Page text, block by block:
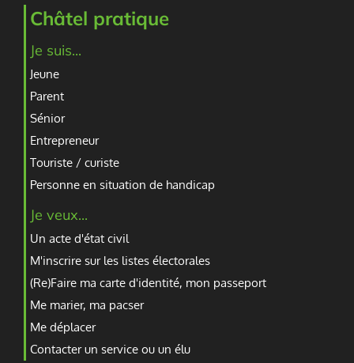
Châtel pratique
Je suis...
Jeune
Parent
Sénior
Entrepreneur
Touriste / curiste
Personne en situation de handicap
Je veux...
Un acte d'état civil
M'inscrire sur les listes électorales
(Re)Faire ma carte d'identité, mon passeport
Me marier, ma pacser
Me déplacer
Contacter un service ou un élu